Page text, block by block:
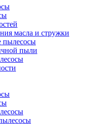
масла и стружки
пыли